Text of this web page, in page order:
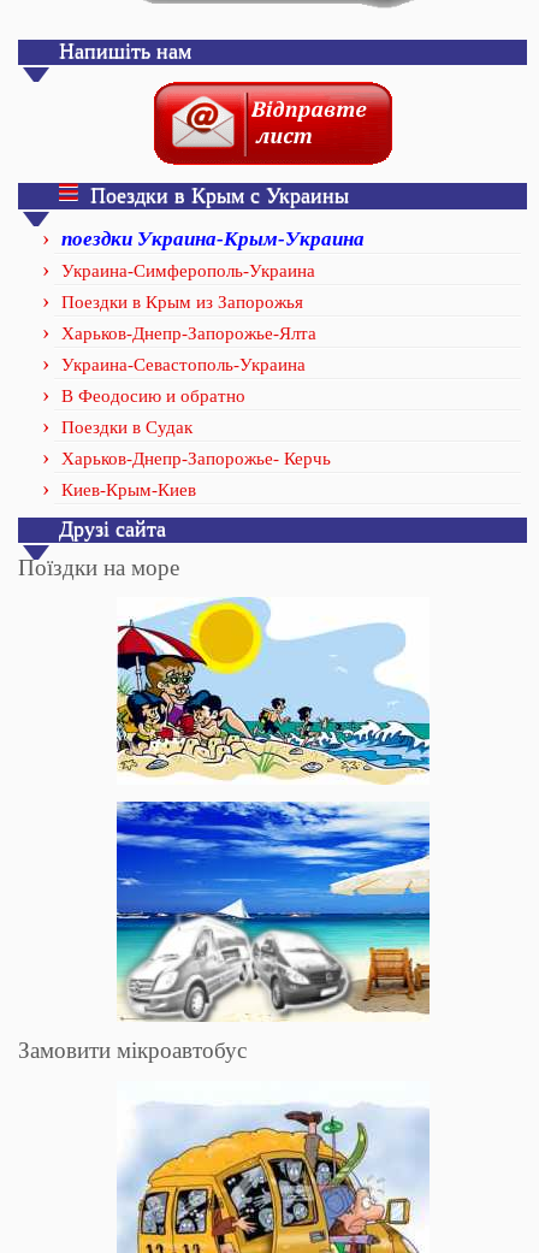
Напишіть нам
Поездки в Крым с Украины
поездки Украина-Крым-Украина
Украина-Симферополь-Украина
Поездки в Крым из Запорожья
Харьков-Днепр-Запорожье-Ялта
Украина-Севастополь-Украина
В Феодосию и обратно
Поездки в Судак
Харьков-Днепр-Запорожье- Керчь
Киев-Крым-Киев
Друзі сайта
Поїздки на море
Замовити мікроавтобус